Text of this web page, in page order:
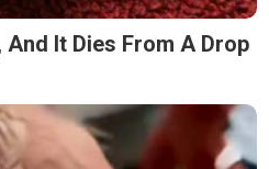
It Dies From A Drop